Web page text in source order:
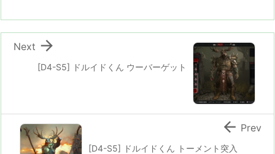
[D4-S5] ドルイドくん ウーバーゲット

Next
[D4-S5] ドルイドくん トーメント突入
 Prev